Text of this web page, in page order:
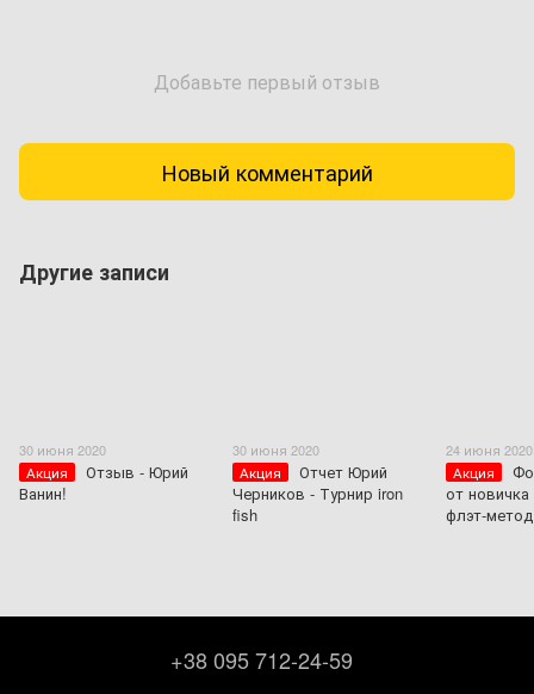
Добавьте первый отзыв
Новый комментарий
Другие записи
30 июня 2020
Акция
Отзыв - Юрий
Ванин!
30 июня 2020
Акция
Отчет Юрий
Черников - Турнир iron
fish
24 июня 2020
Акция
от
флэт-
+38 095 712-24-59